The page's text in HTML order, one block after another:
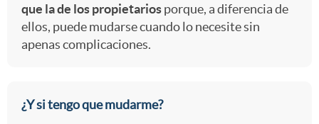
s
c
e
r
n
que la de los propietariosporque, a diferencia de
ellos, puede mudarse cuando lo necesite sin
apenas complicaciones.
¿Y si tengo que mudarme?